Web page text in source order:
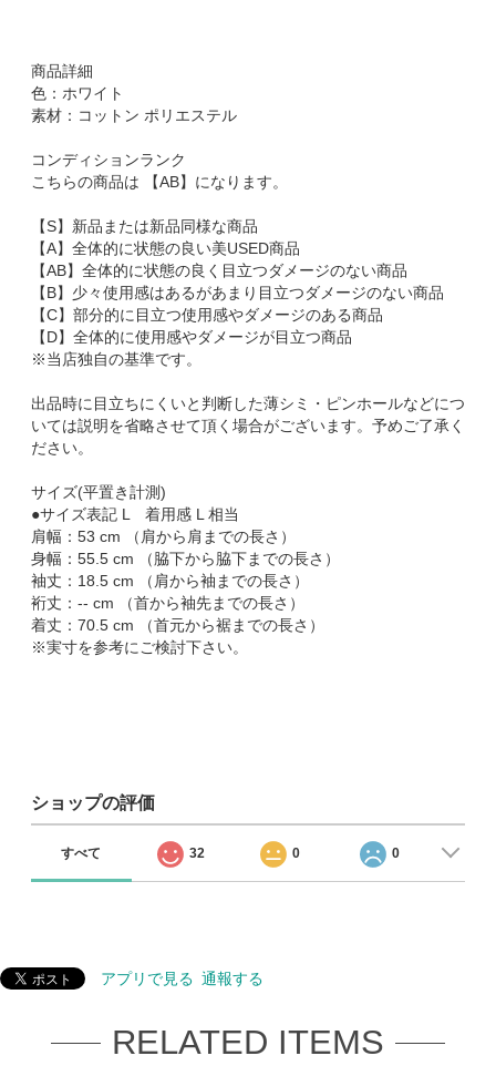
商品詳細
色：ホワイト
素材：コットン ポリエステル
コンディションランク
こちらの商品は 【AB】になります。
【S】新品または新品同様な商品
【A】全体的に状態の良い美USED商品
【AB】全体的に状態の良く目立つダメージのない商品
【B】少々使用感はあるがあまり目立つダメージのない商品
【C】部分的に目立つ使用感やダメージのある商品
【D】全体的に使用感やダメージが目立つ商品
※当店独自の基準です。
出品時に目立ちにくいと判断した薄シミ・ピンホールなどにつ
いては説明を省略させて頂く場合がございます。予めご了承く
ださい。
サイズ(平置き計測)
●サイズ表記 L 着用感 L 相当
肩幅：53 cm （肩から肩までの長さ）
身幅：55.5 cm （脇下から脇下までの長さ）
袖丈：18.5 cm （肩から袖までの長さ）
裄丈：-- cm （首から袖先までの長さ）
着丈：70.5 cm （首元から裾までの長さ）
※実寸を参考にご検討下さい。
ショップの評価
すべて 32 0 0
アプリで見る 通報する
RELATED ITEMS